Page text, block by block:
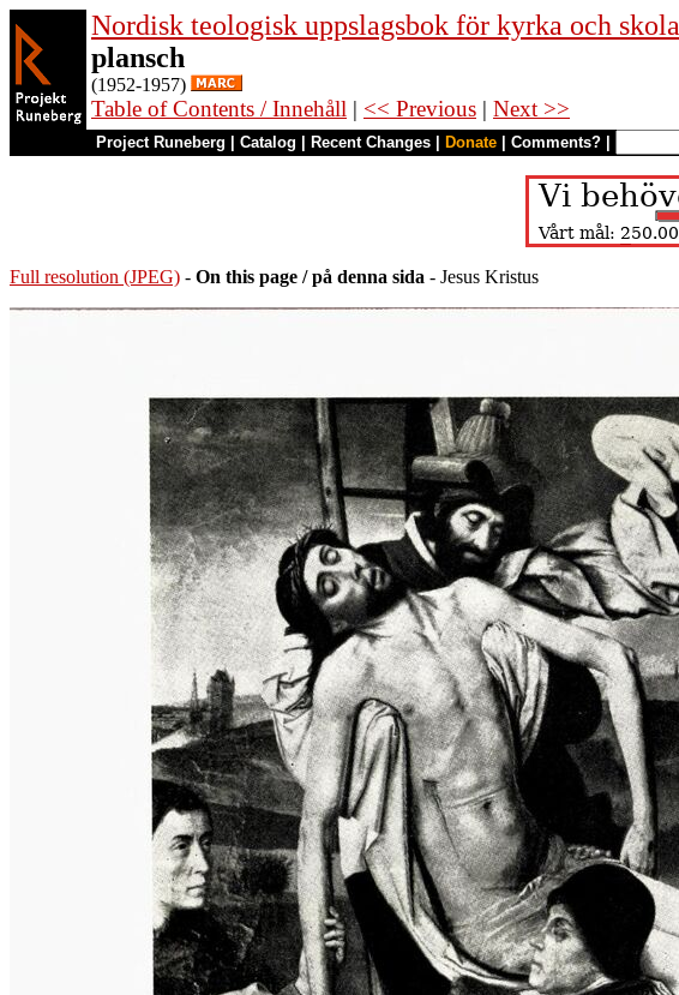
Nordisk teologisk uppslagsbok för kyrka och skola
plansch
(1952-1957)
Table of Contents / Innehåll | << Previous | Next >>
Project Runeberg Catalog Recent Changes Donate Comments?
Full resolution (JPEG) - On this page / på denna sida - Jesus Kristus